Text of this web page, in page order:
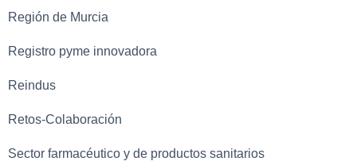
Región de Murcia
Registro pyme innovadora
Reindus
Retos-Colaboración
Sector farmacéutico y de productos sanitarios